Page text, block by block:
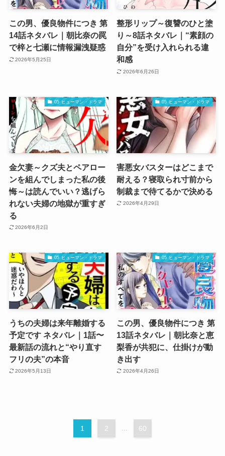
この男、優良物件につき 第
14話ネタバレ｜朝比奈の罠
で梓と七瀬に情報漏洩疑惑
2026年5月25日
整形リップ～復讐のひと塗
り～8話ネタバレ｜“素顔の
自分”を受け入れられる違
和感
2026年6月26日
05 ヒューマン・ドラマ
金欠妻～クズ夫とペアロー
ンを組んでしまった私の後
悔～は読んでいい？逃げら
れない夫婦の地獄が重すぎ
る
2026年6月2日
05 ヒューマン・ドラマ
害悪女バスターはどこまで
耐える？寝取られ寸前から
制裁まで待てるかで決める
2026年4月29日
05 ヒューマン・ドラマ
うちの夫婦は来年離婚する
予定です ネタバレ｜1話〜
最新話の流れと“やり直す
フリの夫”の本音
2026年5月13日
05 ヒューマン・ドラマ
この男、優良物件につき 第
13話ネタバレ｜朝比奈と恵
梨香が共犯に、仕掛けが動
き出す
2026年4月26日
1 2 60